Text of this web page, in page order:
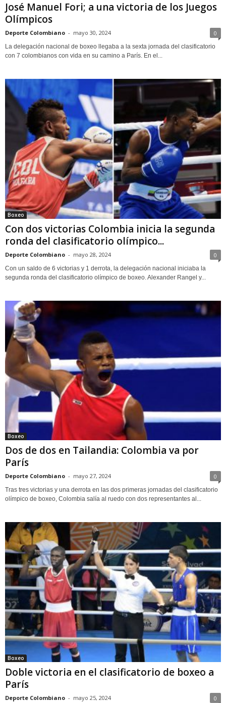
José Manuel Fori; a una victoria de los Juegos
Olímpicos
Deporte Colombiano - mayo 30, 2024 0
La delegación nacional de boxeo llegaba a la sexta jornada del clasificatorio
con 7 colombianos con vida en su camino a París. En el...
Boxeo
Con dos victorias Colombia inicia la segunda
ronda del clasificatorio olímpico...
Deporte Colombiano - mayo 28, 2024 0
Con un saldo de 6 victorias y 1 derrota, la delegación nacional iniciaba la
segunda ronda del clasificatorio olímpico de boxeo. Alexander Rangel y...
Boxeo
Dos de dos en Tailandia: Colombia va por
París
Deporte Colombiano - mayo 27, 2024 0
Tras tres victorias y una derrota en las dos primeras jornadas del clasificatorio
olímpico de boxeo, Colombia salía al ruedo con dos representantes al...
Boxeo
Doble victoria en el clasificatorio de boxeo a
París
Deporte Colombiano - mayo 25, 2024 0